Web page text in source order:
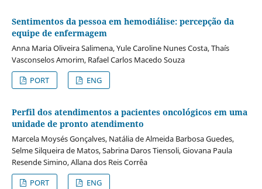
Sentimentos da pessoa em hemodiálise: percepção da
equipe de enfermagem
Anna Maria Oliveira Salimena, Yule Caroline Nunes Costa, Thaís
Vasconselos Amorim, Rafael Carlos Macedo Souza
PORT
ENG
Perfil dos atendimentos a pacientes oncológicos em uma
unidade de pronto atendimento
Marcela Moysés Gonçalves, Natália de Almeida Barbosa Guedes,
Selme Silqueira de Matos, Sabrina Daros Tiensoli, Giovana Paula
Resende Simino, Allana dos Reis Corrêa
PORT
ENG